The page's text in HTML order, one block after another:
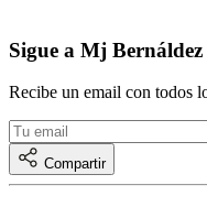
Sigue a Mj Bernáldez
Recibe un email con todos
Compartir